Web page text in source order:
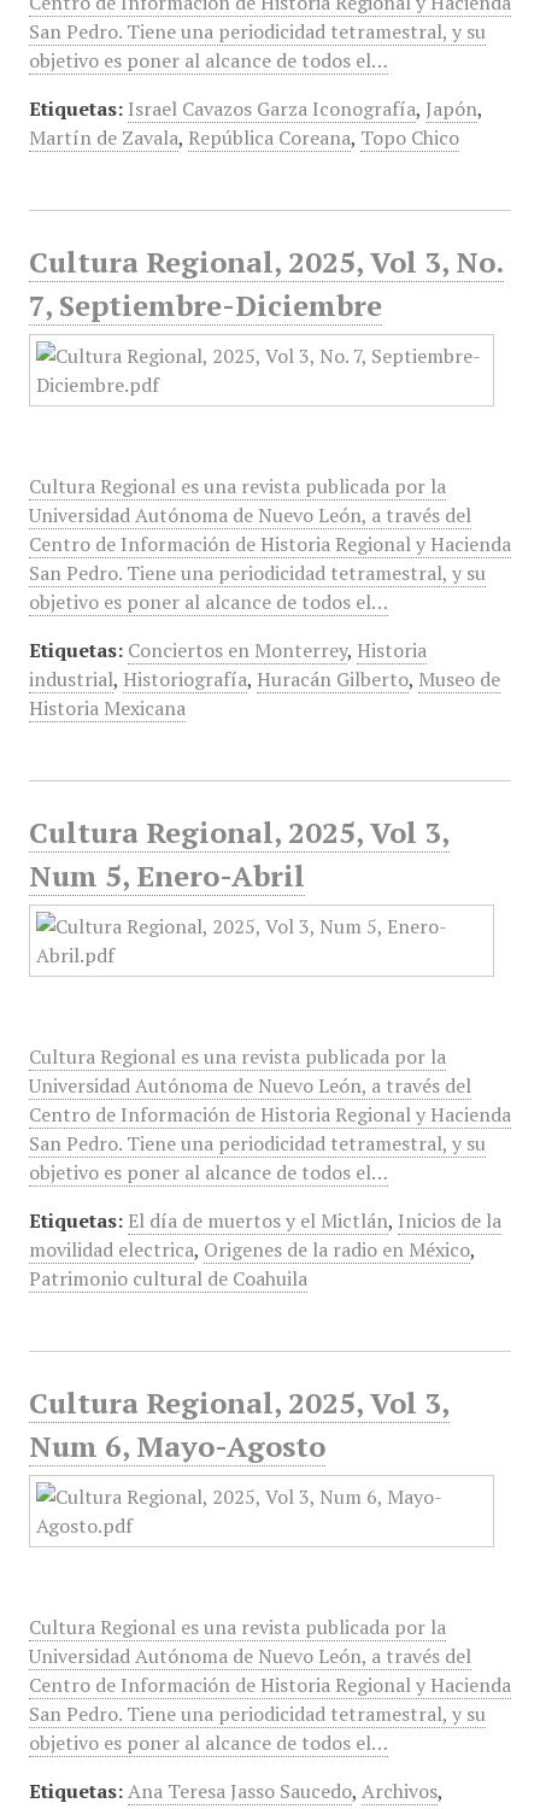
San Pedro. Tiene una periodicidad tetramestral, y su
objetivo es poner al alcance de todos el…
Etiquetas: Israel Cavazos Garza Iconografía, Japón,
Martín de Zavala, República Coreana, Topo Chico
Cultura Regional, 2025, Vol 3, No.
7, Septiembre-Diciembre
Cultura Regional es una revista publicada por la
Universidad Autónoma de Nuevo León, a través del
Centro de Información de Historia Regional y Hacienda
San Pedro. Tiene una periodicidad tetramestral, y su
objetivo es poner al alcance de todos el…
Etiquetas: Conciertos en Monterrey, Historia
industrial, Historiografía, Huracán Gilberto, Museo de
Historia Mexicana
Cultura Regional, 2025, Vol 3,
Num 5, Enero-Abril
Cultura Regional es una revista publicada por la
Universidad Autónoma de Nuevo León, a través del
Centro de Información de Historia Regional y Hacienda
San Pedro. Tiene una periodicidad tetramestral, y su
objetivo es poner al alcance de todos el…
Etiquetas: El día de muertos y el Mictlán, Inicios de la
movilidad electrica, Origenes de la radio en México,
Patrimonio cultural de Coahuila
Cultura Regional, 2025, Vol 3,
Num 6, Mayo-Agosto
Cultura Regional es una revista publicada por la
Universidad Autónoma de Nuevo León, a través del
Centro de Información de Historia Regional y Hacienda
San Pedro. Tiene una periodicidad tetramestral, y su
objetivo es poner al alcance de todos el…
Etiquetas: Ana Teresa Jasso Saucedo, Archivos,